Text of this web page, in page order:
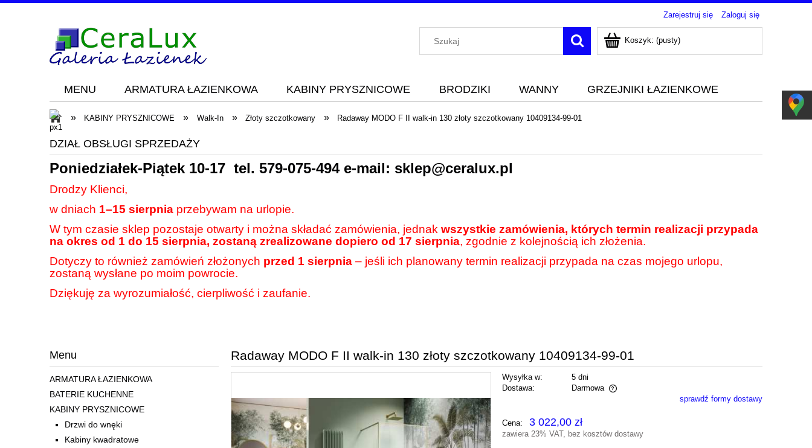
Zarejestruj się Zaloguj się
Koszyk: (pusty)
MENU ARMATURA ŁAZIENKOWA KABINY PRYSZNICOWE BRODZIKI WANNY GRZEJNIKI ŁAZIENKOWE
Blog KONTAKT
» KABINY PRYSZNICOWE » Walk-In » Złoty szczotkowany » Radaway MODO F II walk-in 130 złoty szczotkowany 10409134-99-01
DZIAŁ OBSŁUGI SPRZEDAŻY
Poniedziałek-Piątek 10-17 tel. 579-075-494e-mail: sklep@ceralux.pl
Drodzy Klienci,
w dniach 1–15 sierpnia przebywam na urlopie.
W tym czasie sklep pozostaje otwarty i można składać zamówienia, jednak wszystkie zamówienia, których termin realizacji przypada
na okres od 1 do 15 sierpnia, zostaną zrealizowane dopiero od 17 sierpnia, zgodnie z kolejnością ich złożenia.
Dotyczy to również zamówień złożonych przed 1 sierpnia – jeśli ich planowany termin realizacji przypada na czas mojego urlopu,
zostaną wysłane po moim powrocie.
Dziękuję za wyrozumiałość, cierpliwość i zaufanie.
Menu
ARMATURA ŁAZIENKOWA
BATERIE KUCHENNE
KABINY PRYSZNICOWE
Drzwi do wnęki
Kabiny kwadratowe
Radaway MODO F II walk-in 130 złoty szczotkowany 10409134-99-01
Wysyłka w:
5 dni
Dostawa:
Darmowa
Cena nie zawiera ewentualnych kosztów
płatności
sprawdź formy dostawy
Cena: 3 022,00 zł
zawiera 23% VAT, bez kosztów dostawy